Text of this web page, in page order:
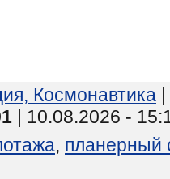
Космонавтика |
| 10.08.2026 -
, планерный